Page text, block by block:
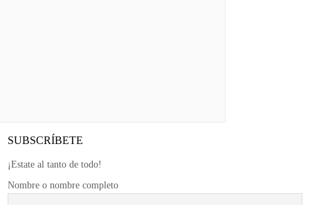
SUBSCRÍBETE
¡Estate al tanto de todo!
Nombre o nombre completo